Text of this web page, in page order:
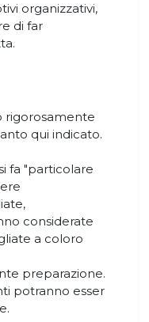
organizzativi,
di far
rigorosamente
qui indicato.
fa "particolare
considerate
a coloro
preparazione.
potranno esser